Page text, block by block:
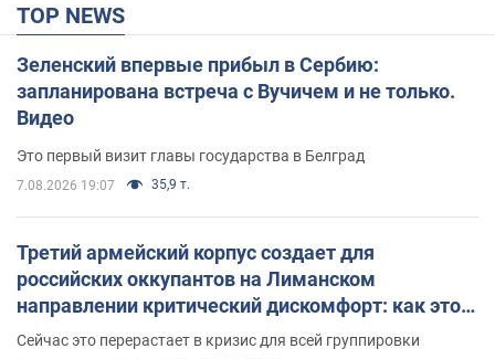
TOP NEWS
Зеленский впервые прибыл в Сербию:
запланирована встреча с Вучичем и не только.
Видео
Это первый визит главы государства в Белград
7.08.2026 19:07 35,9 т.
Третий армейский корпус создает для
российских оккупантов на Лиманском
направлении критический дискомфорт: как это
удалось
Сейчас это перерастает в кризис для всей группировки